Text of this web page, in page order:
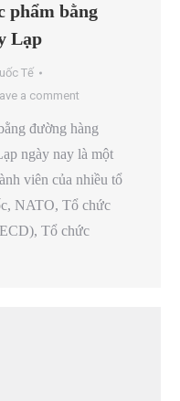
phẩm bằng
Lạp
Tế
a comment
đường hàng
ngày nay là một
viên của nhiều tổ
NATO, Tổ chức
Tổ chức